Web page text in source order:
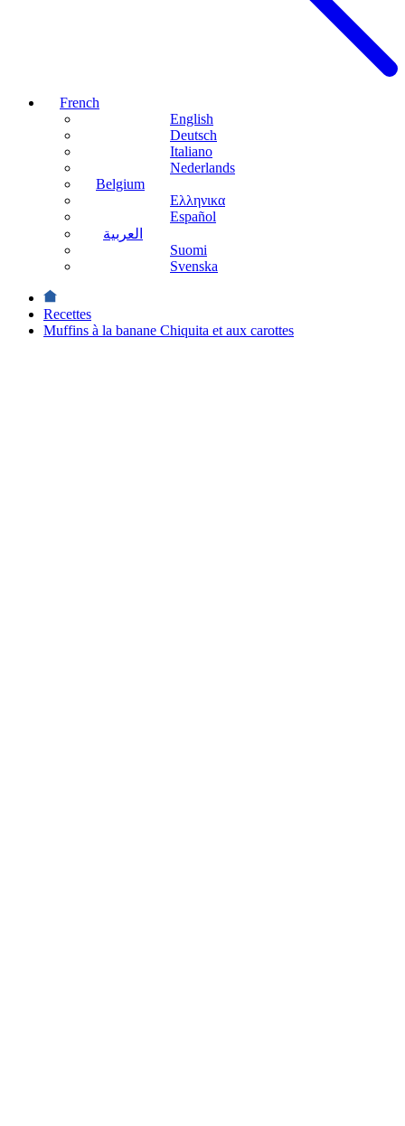
French
English
Deutsch
Italiano
Nederlands
Belgium
Ελληνικα
Español
العربية
Suomi
Svenska
Recettes
Muffins à la banane Chiquita et aux carottes